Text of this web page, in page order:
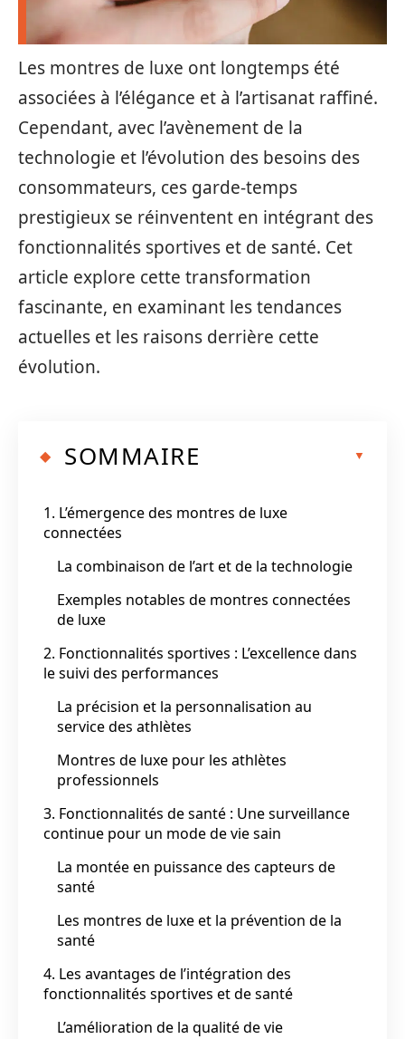
Les montres de luxe ont longtemps été
associées à l’élégance et à l’artisanat raffiné.
Cependant, avec l’avènement de la
technologie et l’évolution des besoins des
consommateurs, ces garde-temps
prestigieux se réinventent en intégrant des
fonctionnalités sportives et de santé. Cet
article explore cette transformation
fascinante, en examinant les tendances
actuelles et les raisons derrière cette
évolution.
SOMMAIRE
1. L’émergence des montres de luxe
connectées
La combinaison de l’art et de la technologie
Exemples notables de montres connectées
de luxe
2. Fonctionnalités sportives : L’excellence dans
le suivi des performances
La précision et la personnalisation au
service des athlètes
Montres de luxe pour les athlètes
professionnels
3. Fonctionnalités de santé : Une surveillance
continue pour un mode de vie sain
La montée en puissance des capteurs de
santé
Les montres de luxe et la prévention de la
santé
4. Les avantages de l’intégration des
fonctionnalités sportives et de santé
L’amélioration de la qualité de vie